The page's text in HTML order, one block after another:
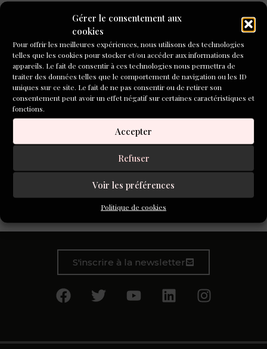
Gérer le consentement aux
cookies
Pour offrir les meilleures expériences, nous utilisons des technologies
telles que les cookies pour stocker et/ou accéder aux informations des
appareils. Le fait de consentir à ces technologies nous permettra de
traiter des données telles que le comportement de navigation ou les ID
uniques sur ce site. Le fait de ne pas consentir ou de retirer son
consentement peut avoir un effet négatif sur certaines caractéristiques et
fonctions.
Accepter
Refuser
Voir les préférences
Politique de cookies
Je n’ai jamais aimé les chiens. Gamine, j’en avais une peur
bleue. Il faut dire qu’à l’époque, ils étaient partout
S'inscrire à la newsletter